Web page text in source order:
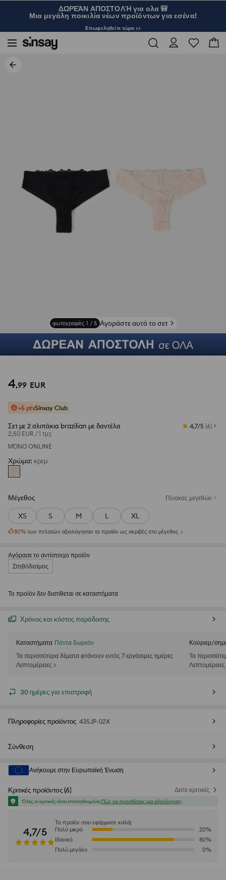
ΔΩΡΕΆΝ ΑΠΟΣΤΟΛΉ για ολα 🎒
Μια μεγάλη ποικιλία νέων προϊόντων για εσένα!
Επωφεληθείτε τώρα >>
φωτογραφίες 1 / 5 Αγοράστε αυτό το σετ
4,99 EUR
+5 ptsSinsay Club
Σετ με 2 σλιπάκια brazilian με δαντέλα
2,50 EUR /1 τμχ
4,7/5 (6)
ΜΌΝΟ ONLINE
Χρώμα: κρεμ
Μέγεθος Πίνακας μεγεθών
XS S M L XL
80%των πελατών αξιολόγησαν το προϊόν ως ακριβές στο μέγεθος
Αγόρασε το αντίστοιχο προϊόν
Στηθόδεσμος
Το προϊόν δεν διατίθεται σε καταστήματα
Χρόνος και κόστος παράδοσης
Καταστήματα Πάντα δωρεάν
Τα περισσότερα δέματα φτάνουν εντός 7 εργάσιμες ημέρες
Λεπτομέρειες >
Κούριερ/
Τα
Λεπτομέρειες
30 ημέρες για επιστροφή
Πληροφορίες προϊόντος 435JP-02X
Σύνθεση
Ανήκουμε στην Ευρωπαϊκή Ένωση
Κριτικές προϊόντος(6) Δείτε κριτικές
Όλες οι κριτικές είναι επαληθευμένεςΠώς να προσθέσεις μια αξιολόγηση;
4,7/5
Το προϊόν σου εφάρμοσε καλά;
Πολύ μικρό
20%
Ιδανικό
80%
Πολύ μεγάλο
0%